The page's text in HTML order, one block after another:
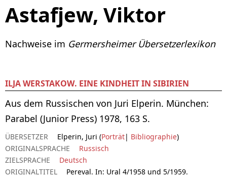
Astafjew, Viktor
Nachweise im Germersheimer Übersetzerlexikon
ILJA WERSTAKOW. EINE KINDHEIT IN SIBIRIEN
Aus dem Russischen von Juri Elperin. München:
Parabel (Junior Press) 1978, 163 S.
ÜBERSETZER Elperin, Juri (Porträt| Bibliographie)
ORIGINALSPRACHE
Russisch
ZIELSPRACHE
Deutsch
ORIGINALTITEL
Pereval. In: Ural 4/1958 und 5/1959.